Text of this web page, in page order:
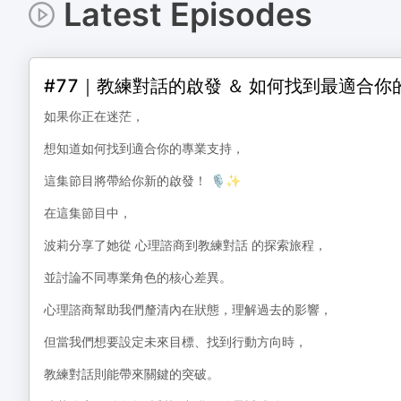
Latest Episodes
#77｜教練對話的啟發 ＆ 如何找到最適合你
如果你正在迷茫，
想知道如何找到適合你的專業支持，
這集節目將帶給你新的啟發！ 🎙️✨
在這集節目中，
波莉分享了她從 心理諮商到教練對話 的探索旅程，
並討論不同專業角色的核心差異。
心理諮商幫助我們釐清內在狀態，理解過去的影響，
但當我們想要設定未來目標、找到行動方向時，
教練對話則能帶來關鍵的突破。